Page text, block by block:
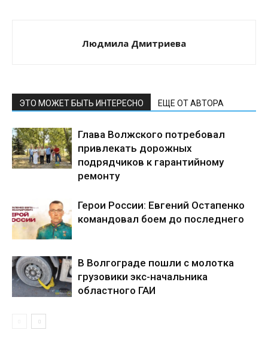
Людмила Дмитриева
ЭТО МОЖЕТ БЫТЬ ИНТЕРЕСНО ЕЩЕ ОТ АВТОРА
Глава Волжского потребовал
привлекать дорожных
подрядчиков к гарантийному
ремонту
Герои России: Евгений Остапенко
командовал боем до последнего
В Волгограде пошли с молотка
грузовики экс-начальника
областного ГАИ